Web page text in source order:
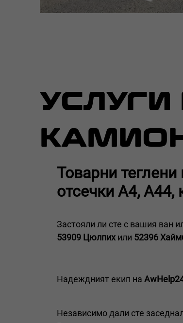
Товарни
отсечки A4,
Застояли ли сте с вашия ван
53909 Цюлпихили 52396
Надеждният екип на
Независимо дали сте